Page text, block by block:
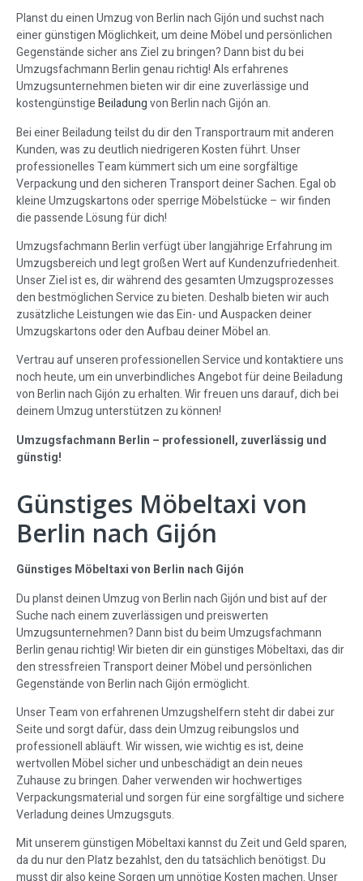
Planst du einen Umzug von Berlin nach Gijón und suchst nach
einer günstigen Möglichkeit, um deine Möbel und persönlichen
Gegenstände sicher ans Ziel zu bringen? Dann bist du bei
Umzugsfachmann Berlin genau richtig! Als erfahrenes
Umzugsunternehmen bieten wir dir eine zuverlässige und
kostengünstigeBeiladungvon Berlin nach Gijón an.
Bei einer Beiladung teilst du dir den Transportraum mit anderen
Kunden, was zu deutlich niedrigeren Kosten führt. Unser
professionelles Team kümmert sich um eine sorgfältige
Verpackung und den sicheren Transport deiner Sachen. Egal ob
kleine Umzugskartons oder sperrige Möbelstücke – wir finden
die passende Lösung für dich!
Umzugsfachmann Berlin verfügt über langjährige Erfahrung im
Umzugsbereich und legt großen Wert auf Kundenzufriedenheit.
Unser Ziel ist es, dir während des gesamten Umzugsprozesses
den bestmöglichen Service zu bieten. Deshalb bieten wir auch
zusätzliche Leistungen wie das Ein- und Auspacken deiner
Umzugskartons oder den Aufbau deiner Möbel an.
Vertrau auf unseren professionellen Service und kontaktiere uns
noch heute, um ein unverbindliches Angebot für deine Beiladung
von Berlin nach Gijón zu erhalten. Wir freuen uns darauf, dich bei
deinem Umzug unterstützen zu können!
Umzugsfachmann Berlin – professionell, zuverlässig und
günstig!
Günstiges Möbeltaxi von
Berlin nach Gijón
Günstiges Möbeltaxi von Berlin nach Gijón
Du planst deinen Umzug von Berlin nach Gijón und bist auf der
Suche nach einem zuverlässigen und preiswerten
Umzugsunternehmen? Dann bist du beim Umzugsfachmann
Berlin genau richtig! Wir bieten dir ein günstiges Möbeltaxi, das dir
den stressfreien Transport deiner Möbel und persönlichen
Gegenstände von Berlin nach Gijón ermöglicht.
Unser Team von erfahrenen Umzugshelfern steht dir dabei zur
Seite und sorgt dafür, dass dein Umzug reibungslos und
professionell abläuft. Wir wissen, wie wichtig es ist, deine
wertvollen Möbel sicher und unbeschädigt an dein neues
Zuhause zu bringen. Daher verwenden wir hochwertiges
Verpackungsmaterial und sorgen für eine sorgfältige und sichere
Verladung deines Umzugsguts.
Mit unserem günstigen Möbeltaxi kannst du Zeit und Geld sparen,
da du nur den Platz bezahlst, den du tatsächlich benötigst. Du